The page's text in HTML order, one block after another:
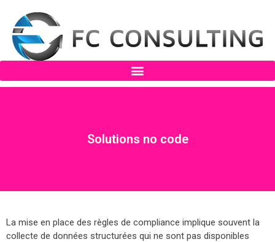
Solutions no code
La mise en place des règles de compliance implique souvent la
collecte de données structurées qui ne sont pas disponibles